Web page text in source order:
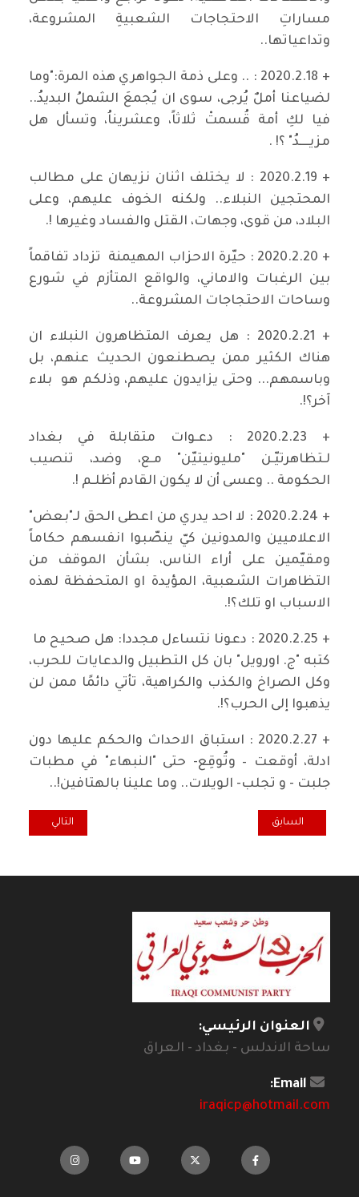
مساراتِ الاحتجاجات الشعبيةِ المشروعة،
وتداعياتها..
+ 2020.2.18 : .. وعلى ذمة الجواهري هذه المرة:"وما
لضياعنا أملٌ يُرجى، سوى ان يُجمعَ الشملُ البديدُ..
فيا لكِ أمة قُسمتْ ثلاثاً، وعشريناُ، وتسأل هل
مزيــــدُ" ؟! .
+ 2020.2.19 : لا يختلف اثنان نزيهان على مطالب
المحتجين النبلاء.. ولكنه الخوف عليهم، وعلى
البلاد، من قوى، وجهات، القتل والفساد وغيرها !.
+ 2020.2.20 : حيّرة الاحزاب المهيمنة تزداد تفاقماً
بين الرغبات والاماني، والواقع المتأزم في شورع
وساحات الاحتجاجات المشروعة..
+ 2020.2.21 : هل يعرف المتظاهرون النبلاء ان
هناك الكثير ممن يصطنعون الحديث عنهم، بل
وباسمهم... وحتى يزايدون عليهم، وذلكم هو بلاء
آخر؟!.
+ 2020.2.23 : دعـوات متقابلة في بغداد
لـتظاهرتيّـن "مليونيتيّن" مـع، وضد، تنصيب
الحكومة .. وعسى أن لا يكون القادم أظلـم !.
+ 2020.2.24 : لا احد يدري من اعطى الحق لـ"بعض"
الاعلاميين والمدونين كيّ ينصّبوا انفسهم حكاماً
ومقيّمين على أراء الناس، بشأن الموقف من
التظاهرات الشعبية، المؤيدة او المتحفظة لهذه
الاسباب او تلك؟!.
+ 2020.2.25 : دعونا نتساءل مجددا: هل صحيح ما
كتبه "ج. اورويل" بان كل التطبيل والدعايات للحرب،
وكل الصراخ والكذب والكراهية، تأتي دائمًا ممن لن
يذهبوا إلى الحرب؟!.
+ 2020.2.27 : استباق الاحداث والحكم عليها دون
ادلة، أوقعت – وتُوقِع- حتى "النبهاء" في مطبات
جلبت - و تجلب- الويلات.. وما علينا بالهتافين!..
المقال السابق: الثقة السياسية
السابق المقال التالي:
التالي
العنوان الرئيسي:
ساحة الاندلس - بغداد - العراق
Email:
iraqicp@hotmail.com